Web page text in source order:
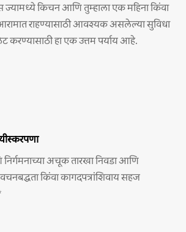
ज्यामध्ये किचन आणि तुम्हाला एक महिना किंवा
राहण्यासाठी आवश्यक असलेल्या सुविधा
करण्यासाठी हा एक उत्तम पर्याय आहे.
अचूक तारखा निवडा आणि
किंवा कागदपत्रांशिवाय सहज